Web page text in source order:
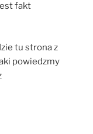
fakt
tu strona z
powiedzmy